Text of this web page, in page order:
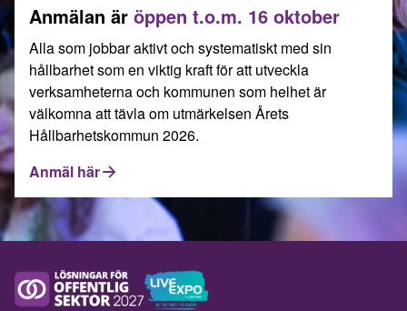
Anmälan är öppen t.o.m. 16 oktober
Alla som jobbar aktivt och systematiskt med sin
hållbarhet som en viktig kraft för att utveckla
verksamheterna och kommunen som helhet är
välkomna att tävla om utmärkelsen Årets
Hållbarhetskommun 2026.
Anmäl här